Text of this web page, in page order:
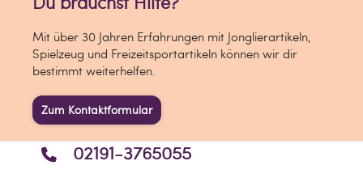
Mit über 30 Jahren Erfahrungen mit Jonglierartikeln,
Spielzeug und Freizeitsportartikeln können wir dir
bestimmt weiterhelfen.
Zum Kontaktformular
02191-3765055